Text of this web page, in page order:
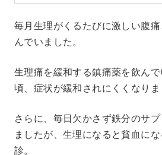
毎月生理がくるたびに激しい腹
んでいました。
生理痛を緩和する鎮痛薬を飲ん
頃、症状が緩和されにくくなりま
さらに、毎日欠かさず鉄分のサ
ましたが、生理になると貧血に
診。